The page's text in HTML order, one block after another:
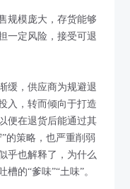
规模庞大，存货能够
一定风险，接受可退
缓，供应商为规避退
入，转而倾向于打造
便在退货后能通过其
的策略，也严重削弱
乎也解释了，为什么
的“爹味”“土味”。